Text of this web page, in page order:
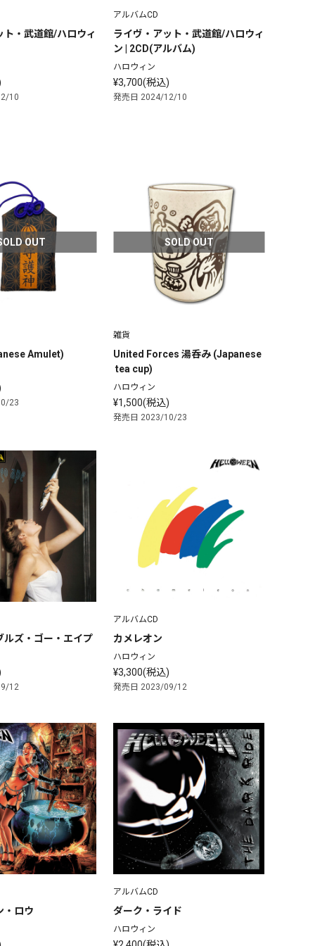
ト・武道館/ハロウィ
10
アルバムCD
ライヴ・アット・武道館/ハロウィ
ン | 2CD(アルバム)
ハロウィン
¥3,700(税込)
発売日 2024/12/10
OUT
Amulet)
23
SOLD OUT
雑貨
United Forces 湯呑み (Japanese
tea cup)
ハロウィン
¥1,500(税込)
発売日 2023/10/23
ルズ・ゴー・エイプ
12
アルバムCD
カメレオン
ハロウィン
¥3,300(税込)
発売日 2023/09/12
・ロウ
アルバムCD
ダーク・ライド
ハロウィン